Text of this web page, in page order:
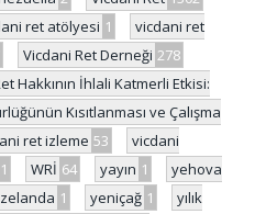
ret atölyesi 1
vicdani ret
Vicdani Ret Derneği 278
Hakkının İhlali Katmerli Etkisi:
Kısıtlanması ve Çalışma
ret izleme 53
vicdani
1 WRİ 64 yayın 1
yehova
1 yeniçağ 1
yılık